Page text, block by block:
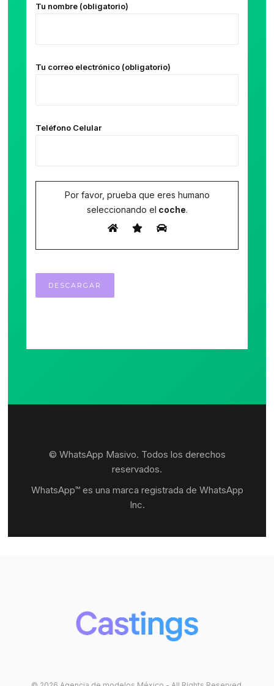
Tu nombre (obligatorio)
Tu correo electrónico (obligatorio)
Teléfono Celular
Por favor, prueba que eres humano
seleccionando el coche.
© WhatsApp Masivo. Todos los derechos
reservados.
WhatsApp™ es una marca registrada de WhatsApp
Inc.